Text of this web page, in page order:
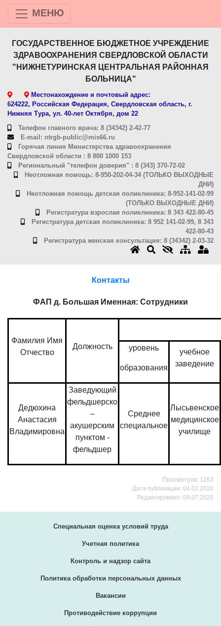
МЕНЮ
ГОСУДАРСТВЕННОЕ БЮДЖЕТНОЕ УЧРЕЖДЕНИЕ
ЗДРАВООХРАНЕНИЯ СВЕРДЛОВСКОЙ ОБЛАСТИ
"НИЖНЕТУРИНСКАЯ ЦЕНТРАЛЬНАЯ РАЙОННАЯ
БОЛЬНИЦА"
Местонахождение и почтовый адрес:
624222, Российская Федерация, Свердловская область, г.
Нижняя Тура, ул. 40-лет Октября, дом 22
Телефон главного врача: 8 (34342) 2-42-77
E-mail: ntrgb-public@mis66.ru
Горячая линия Министерства здравоохранения
Свердловской области : 8 800 1000 153
Региональный "телефон доверия" : 8 (343) 370-72-02
Неотложная помощь: 8-950-202-04-34 (ТОЛЬКО ВЫХОДНЫЕ
ДНИ)
Неотложная помощь детская поликлиника: 8-952-141-02-99
(ТОЛЬКО ВЫХОДНЫЕ ДНИ)
Регистратура взрослая поликлиника: 8 343 422-80-45
Регистратура детская поликлиника: 8 952 141-02-99, 8 343
422-80-43
Регистратура женская консультация: 8 (34342) 2-03-32
Контакты
ФАП д. Большая Именная: Сотрудники
Фамилия Имя
Отчество
Должность уровень
образования
учебное
заведение
Дедюхина
Анастасия
Владимировна
Заведующий
фельдшерско
–
акушерским
пунктом -
фельдшер
Среднее
специальное
Лысьвенское
медицинское
училище
Просмотров: 1263
Дата публикации: 04.02.2020
Редактировано: 09.07.2025
Специальная оценка условий труда
Учетная политика
Контроль и надзор сайта
Политика обработки персональных данных
Вакансии
Противодействие коррупции